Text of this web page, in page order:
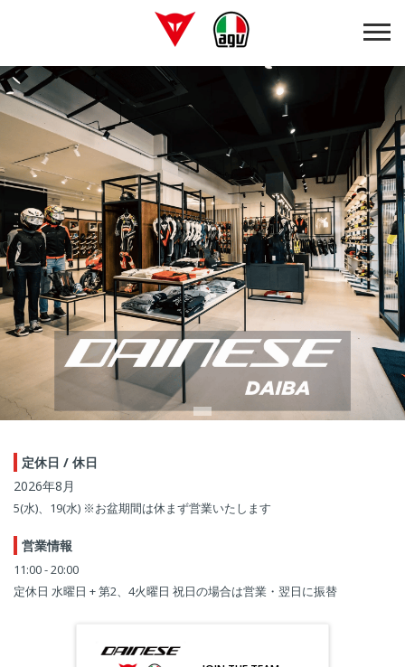
定休日 / 休日
2026年8月
5(水)、19(水) ※お盆期間は休まず営業いたします
営業情報
11:00 - 20:00
定休日 水曜日 + 第2、4火曜日 祝日の場合は営業・翌日に振替